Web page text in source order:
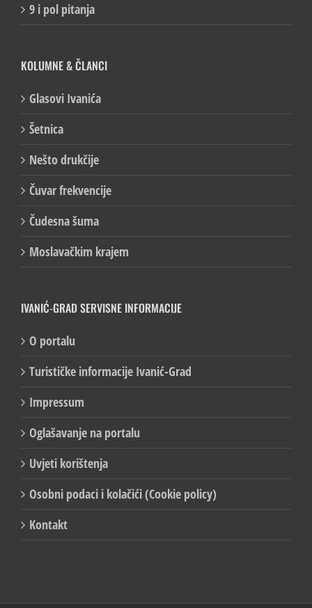
9 i pol pitanja
KOLUMNE & ČLANCI
Glasovi Ivanića
Šetnica
Nešto drukčije
Čuvar frekvencije
Čudesna šuma
Moslavačkim krajem
IVANIĆ-GRAD SERVISNE INFORMACIJE
O portalu
Turističke informacije Ivanić-Grad
Impressum
Oglašavanje na portalu
Uvjeti korištenja
Osobni podaci i kolačići (Cookie policy)
Kontakt